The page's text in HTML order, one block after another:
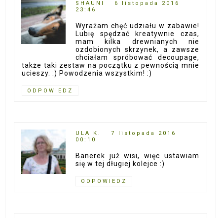
SHAUNI
6 listopada 2016
23:46
Wyrażam chęć udziału w zabawie!
Lubię spędzać kreatywnie czas,
mam kilka drewnianych nie
ozdobionych skrzynek, a zawsze
chciałam spróbować decoupage,
także taki zestaw na początku z pewnością mnie
ucieszy. :) Powodzenia wszystkim! :)
ODPOWIEDZ
ULA K.
7 listopada 2016
00:10
Banerek już wisi, więc ustawiam
się w tej długiej kolejce :)
ODPOWIEDZ